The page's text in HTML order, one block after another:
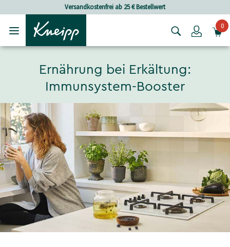
Skip to main content
Skip to footer contentVersandkostenfrei ab 25 € Bestellwert
Login0
Ernährung bei Erkältung:
Immunsystem-Booster